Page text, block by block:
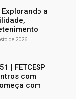
a
de 2026
| FETCESP
com
com